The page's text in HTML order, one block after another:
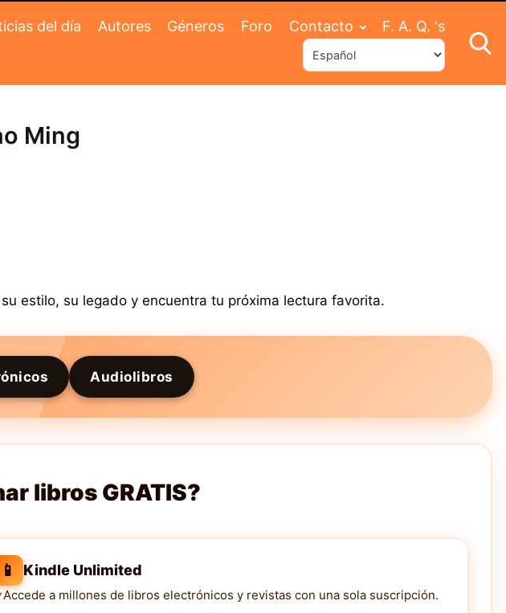
del día Autores Géneros Foro Contacto F. A. Q. 's
Ming
estilo, su legado y encuentra tu próxima lectura favorita.
Audiolibros
libros GRATIS?
📱 Kindle Unlimited
Accede a millones de libros electrónicos y revistas con una sola suscripción.